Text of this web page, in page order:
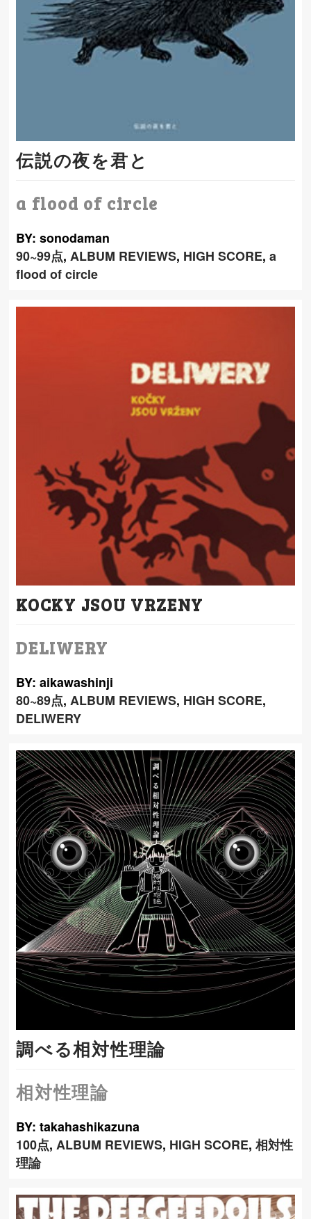
伝説の夜を君と
a flood of circle
BY: sonodaman
90~99点,ALBUM REVIEWS, HIGH SCORE,a
flood of circle
KOCKY JSOU VRZENY
DELIWERY
BY: aikawashinji
80~89点,ALBUM REVIEWS, HIGH SCORE,
DELIWERY
調べる相対性理論
相対性理論
BY: takahashikazuna
100点,ALBUM REVIEWS, HIGH SCORE,相対性
理論